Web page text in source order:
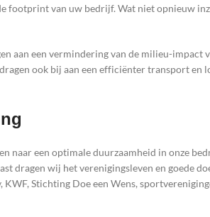
van uw bedrijf. Wat niet opnieuw
aan een vermindering van de milieu-impact
ook bij aan een efficiënter transport
een optimale duurzaamheid in onze
dragen wij het verenigingsleven en goede
Stichting Doe een Wens,